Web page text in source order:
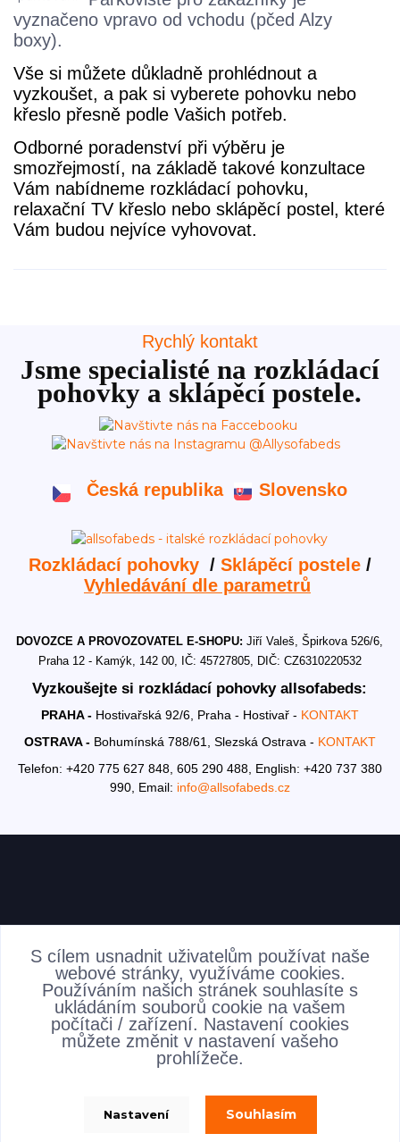
vyznačeno vpravo od vchodu (pčed Alzy
boxy).
Vše si můžete důkladně prohlédnout a
vyzkoušet, a pak si vyberete pohovku nebo
křeslo přesně podle Vašich potřeb.
Odborné poradenství při výběru je
smozřejmostí, na základě takové konzultace
Vám nabídneme rozkládací pohovku,
relaxační TV křeslo nebo sklápěcí postel, které
Vám budou nejvíce vyhovovat.
Rychlý kontakt
Jsme specialisté na rozkládací
pohovky a sklápěcí postele.
Česká republika Slovensko
Rozkládací pohovky / Sklápěcí postele/
Vyhledávání dle parametrů
DOVOZCE A PROVOZOVATEL E-SHOPU:Jiří Valeš, Špirkova 526/6,
Praha 12 - Kamýk, 142 00, IČ: 45727805, DIČ: CZ6310220532
Vyzkoušejte si rozkládací pohovky allsofabeds:
PRAHA - Hostivařská 92/6, Praha - Hostivař - KONTAKT
OSTRAVA - Bohumínská 788/61, Slezská Ostrava - KONTAKT
Telefon: +420 775 627 848, 605 290 488, English: +420 737 380
990, Email: info@allsofabeds.cz
AKTUALITY
S cílem usnadnit uživatelům používat naše
webové stránky, využíváme cookies.
Používáním našich stránek souhlasíte s
ukládáním souborů cookie na vašem
počítači / zařízení. Nastavení cookies
můžete změnit v nastavení vašeho
prohlížeče.
Nastavení Souhlasím